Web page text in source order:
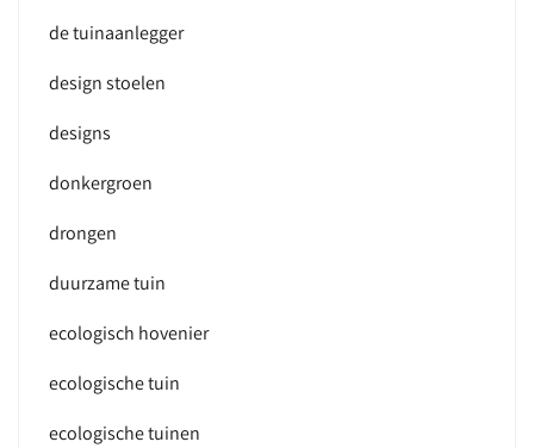
de tuinaanlegger
design stoelen
designs
donkergroen
drongen
duurzame tuin
ecologisch hovenier
ecologische tuin
ecologische tuinen